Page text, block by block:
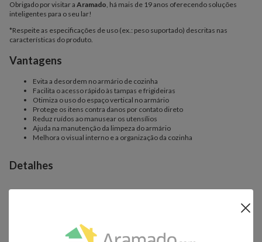
Obrigado por visitar a Aramado, há mais de 19 anos oferecendo soluções
inteligentes para o seu lar!
*Respeite as especificações de uso (ex.: peso suportado) descritas nas
características do produto.
Vantagens
Evita a desordem no armário de cozinha
Facilita o acesso rápido às tampas e frigideiras
Otimiza o uso do espaço vertical no armário
Protege os itens contra danos por contato direto
Reduz ruídos ao manusear os utensílios
Ajuda na manutenção da limpeza do armário
Melhora o visual interno e a organização da cozinha
Detalhes